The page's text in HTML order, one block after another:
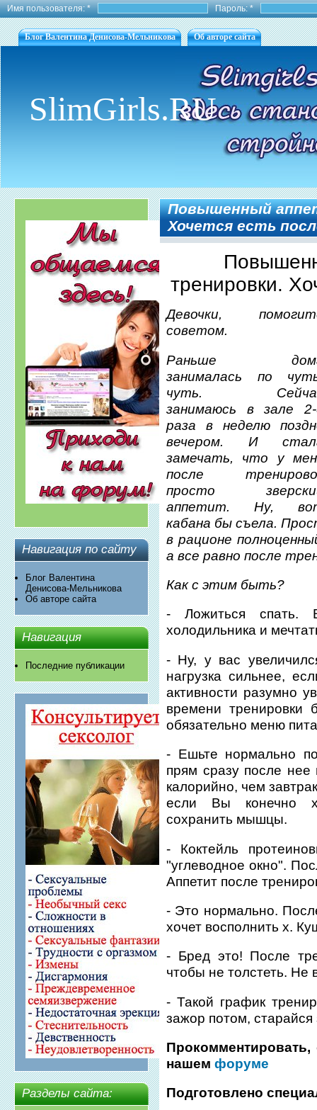
Имя пользователя:* Пароль:*
Блог Валентина Денисова-Мельникова Об авторе сайта
SlimGirls.RU
Навигация по сайту
Блог Валентина
Денисова-Мельникова
Об авторе сайта
Навигация
Последние публикации
Разделы сайта:
Повышенный
Хочется есть
тренировки.
Девочки,
советом.
Раньше
занималась по
чуть.
занимаюсь в зале
раза в неделю
вечером. И
замечать, что у
после
просто
аппетит. Ну,
кабана бы съела.
в рационе
а все равно после
Как с этим быть?
- Ложиться спать.
холодильника и
- Ну, у вас
нагрузка сильнее,
активности разумно
времени тренировки
обязательно меню
- Ешьте нормально
прям сразу после
калорийно, чем
если Вы конечно
сохранить мышцы.
- Коктейль
"углеводное окно".
Аппетит после
- Это нормально.
хочет восполнить х.
- Бред это! После
чтобы не толстеть.
- Такой график
зажор потом, старайся
нашемфоруме
Подготовлено